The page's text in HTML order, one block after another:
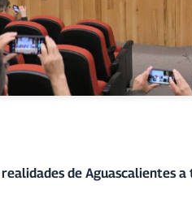
de Aguascalientes